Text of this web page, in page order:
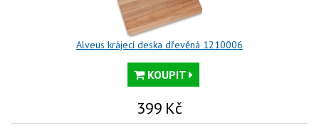
Alveus krájecí deska dřevěná 1210006
KOUPIT
399 Kč